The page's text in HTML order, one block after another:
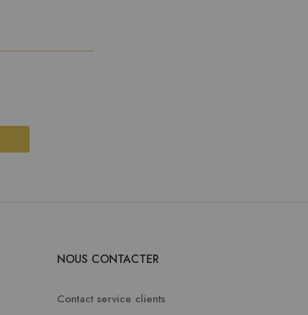
NOUS CONTACTER
Contact service clients